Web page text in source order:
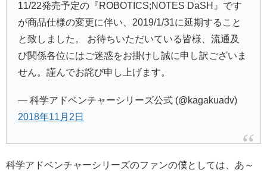
11/22発売予定の『ROBOTICS;NOTES DaSH』です
が商品仕様の変更に伴い、2019/1/31に延期すること
と致しました。 お待ちいただいている皆様、流通及
び関係各位にはご迷惑をお掛けし誠に申し訳ございま
せん。謹んでお詫び申し上げます。
— 科学アドベンチャーシリーズ公式 (@kagakuadv)
2018年11月2日
科学アドベンチャーシリーズのファンの僕としては、あ～